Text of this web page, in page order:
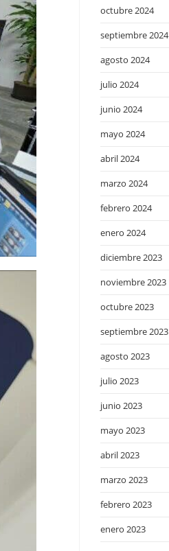
octubre 2024
septiembre 2024
agosto 2024
julio 2024
junio 2024
mayo 2024
abril 2024
marzo 2024
febrero 2024
enero 2024
diciembre 2023
noviembre 2023
octubre 2023
septiembre 2023
agosto 2023
julio 2023
junio 2023
mayo 2023
abril 2023
marzo 2023
febrero 2023
enero 2023